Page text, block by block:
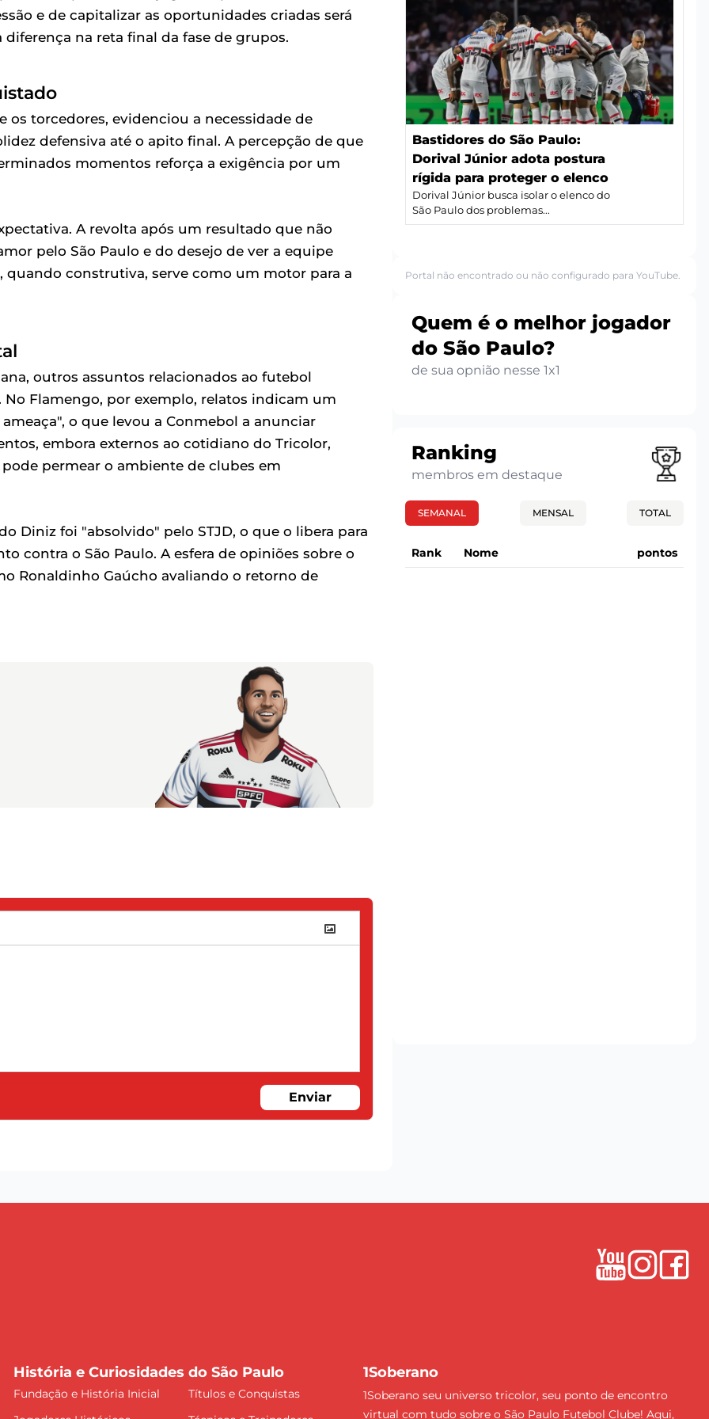
e de capitalizar as oportunidades criadas será
na reta final da fase de grupos.
os torcedores, evidenciou a necessidade de
defensiva até o apito final. A percepção de que
momentos reforça a exigência por um
A revolta após um resultado que não
pelo São Paulo e do desejo de ver a equipe
construtiva, serve como um motor para a
outros assuntos relacionados ao futebol
Flamengo, por exemplo, relatos indicam um
o que levou a Conmebol a anunciar
embora externos ao cotidiano do Tricolor,
permear o ambiente de clubes em
Diniz foi "absolvido" pelo STJD, o que o libera para
contra o São Paulo. A esfera de opiniões sobre o
Ronaldinho Gaúcho avaliando o retorno de
Enviar
Bastidores do São Paulo:
Dorival Júnior adota postura
rígida para proteger o elenco
Dorival Júnior busca isolar o elenco do
São Paulo dos problemas...
Portal não encontrado ou não configurado para YouTube.
Quem é o melhor jogador
do São Paulo?
de sua opnião nesse 1x1
Ranking
membros em destaque
SEMANAL MENSAL TOTAL
Rank Nome pontos
História e Curiosidades do São Paulo
Fundação e História Inicial
Títulos e Conquistas
1Soberano
1Soberano seu universo tricolor, seu ponto de encontro
virtual com tudo sobre o São Paulo Futebol Clube! Aqui,